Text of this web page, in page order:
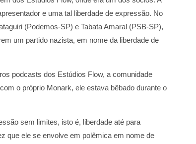
e uma tal liberdade de expressão. No
(Podemos-SP) e Tabata Amaral (PSB-SP),
um partido nazista, em nome da liberdade de
podcasts dos Estúdios Flow, a comunidade
o próprio Monark, ele estava bêbado durante o
sem limites, isto é, liberdade até para
que ele se envolve em polêmica em nome de